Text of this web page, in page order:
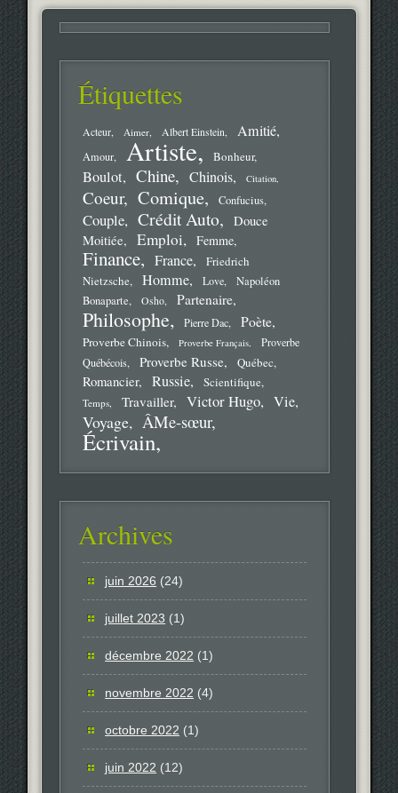
Étiquettes
Acteur Aimer Albert Einstein Amitié
Amour Artiste Bonheur
Boulot Chine Chinois Citation
Coeur Comique Confucius
Couple Crédit Auto
Douce
Moitiée
Emploi Femme
Finance France
Friedrich
Nietzsche
Homme Love
Napoléon
Bonaparte
Osho Partenaire
Philosophe Pierre Dac Poète
Proverbe Chinois Proverbe Français
Proverbe
Québécois
Proverbe Russe Québec
Romancier Russie Scientifique
Temps Travailler Victor Hugo Vie
Voyage ÂMe-sœur
Écrivain
Archives
juin 2026 (24)
juillet 2023 (1)
décembre 2022 (1)
novembre 2022 (4)
octobre 2022 (1)
juin 2022 (12)